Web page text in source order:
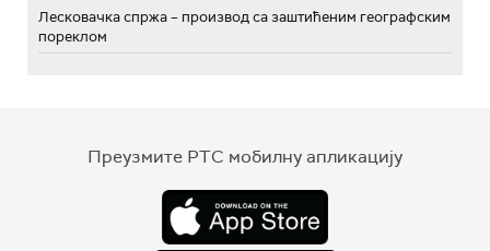
Лесковачка спржа – производ са заштићеним географским
пореклом
Преузмите РТС мобилну апликацију